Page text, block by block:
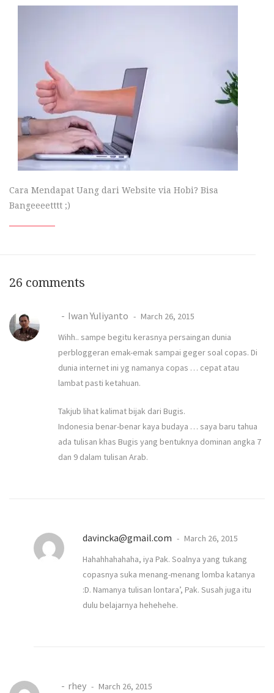
Cara Mendapat Uang dari Website via Hobi? Bisa
Bangeeeetttt ;)
26 comments
Iwan Yuliyanto
March 26, 2015
Wihh.. sampe begitu kerasnya persaingan dunia
perbloggeran emak-emak sampai geger soal copas. Di
dunia internet ini yg namanya copas … cepat atau
lambat pasti ketahuan.
Takjub lihat kalimat bijak dari Bugis.
Indonesia benar-benar kaya budaya … saya baru tahua
ada tulisan khas Bugis yang bentuknya dominan angka 7
dan 9 dalam tulisan Arab.
davincka@gmail.com
March 26, 2015
Hahahhahahaha, iya Pak. Soalnya yang tukang
copasnya suka menang-menang lomba katanya
:D. Namanya tulisan lontara’, Pak. Susah juga itu
dulu belajarnya hehehehe.
rhey
March 26, 2015